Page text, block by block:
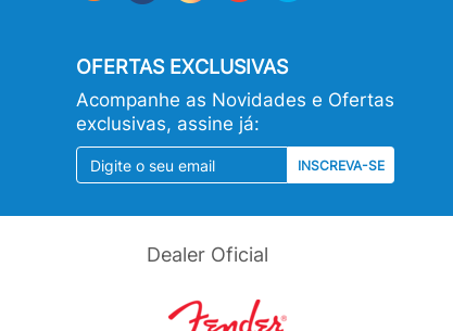
OFERTAS EXCLUSIVAS
Acompanhe as Novidades e Ofertas
exclusivas, assine já:
INSCREVA-SE
Dealer Oficial